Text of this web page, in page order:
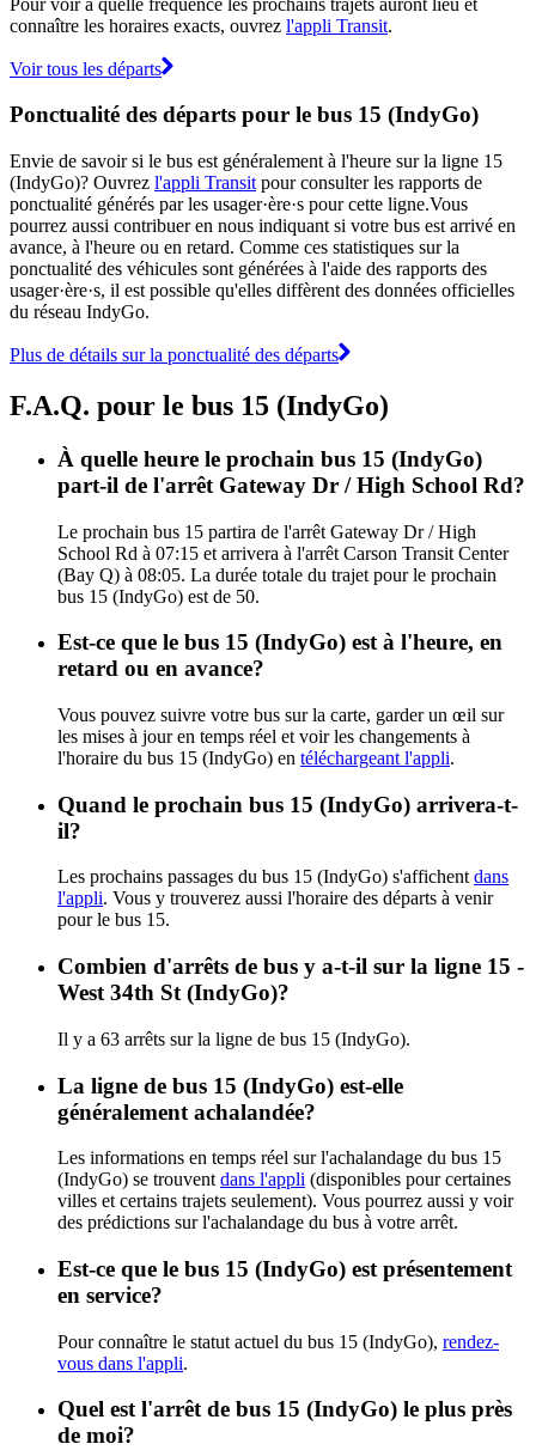
connaître les horaires exacts, ouvrez l'appli Transit.
Voir tous les départs
Ponctualité des départs pour le bus 15 (IndyGo)
Envie de savoir si le bus est généralement à l'heure sur la ligne 15
(IndyGo)? Ouvrez l'appli Transit pour consulter les rapports de
ponctualité générés par les usager·ère·s pour cette ligne.Vous
pourrez aussi contribuer en nous indiquant si votre bus est arrivé en
avance, à l'heure ou en retard. Comme ces statistiques sur la
ponctualité des véhicules sont générées à l'aide des rapports des
usager·ère·s, il est possible qu'elles diffèrent des données officielles
du réseau IndyGo.
Plus de détails sur la ponctualité des départs
F.A.Q. pour le bus 15 (IndyGo)
À quelle heure le prochain bus 15 (IndyGo)
part-il de l'arrêt Gateway Dr / High School Rd?
Le prochain bus 15 partira de l'arrêt Gateway Dr / High
School Rd à 07:15 et arrivera à l'arrêt Carson Transit Center
(Bay Q) à 08:05. La durée totale du trajet pour le prochain
bus 15 (IndyGo) est de 50.
Est-ce que le bus 15 (IndyGo) est à l'heure, en
retard ou en avance?
Vous pouvez suivre votre bus sur la carte, garder un œil sur
les mises à jour en temps réel et voir les changements à
l'horaire du bus 15 (IndyGo) en téléchargeant l'appli.
Quand le prochain bus 15 (IndyGo) arrivera-t-
il?
Les prochains passages du bus 15 (IndyGo) s'affichent dans
l'appli. Vous y trouverez aussi l'horaire des départs à venir
pour le bus 15.
Combien d'arrêts de bus y a-t-il sur la ligne 15 -
West 34th St (IndyGo)?
Il y a 63 arrêts sur la ligne de bus 15 (IndyGo).
La ligne de bus 15 (IndyGo) est-elle
généralement achalandée?
Les informations en temps réel sur l'achalandage du bus 15
(IndyGo) se trouvent dans l'appli (disponibles pour certaines
villes et certains trajets seulement). Vous pourrez aussi y voir
des prédictions sur l'achalandage du bus à votre arrêt.
Est-ce que le bus 15 (IndyGo) est présentement
en service?
Pour connaître le statut actuel du bus 15 (IndyGo), rendez-
vous dans l'appli.
Quel est l'arrêt de bus 15 (IndyGo) le plus près
de moi?